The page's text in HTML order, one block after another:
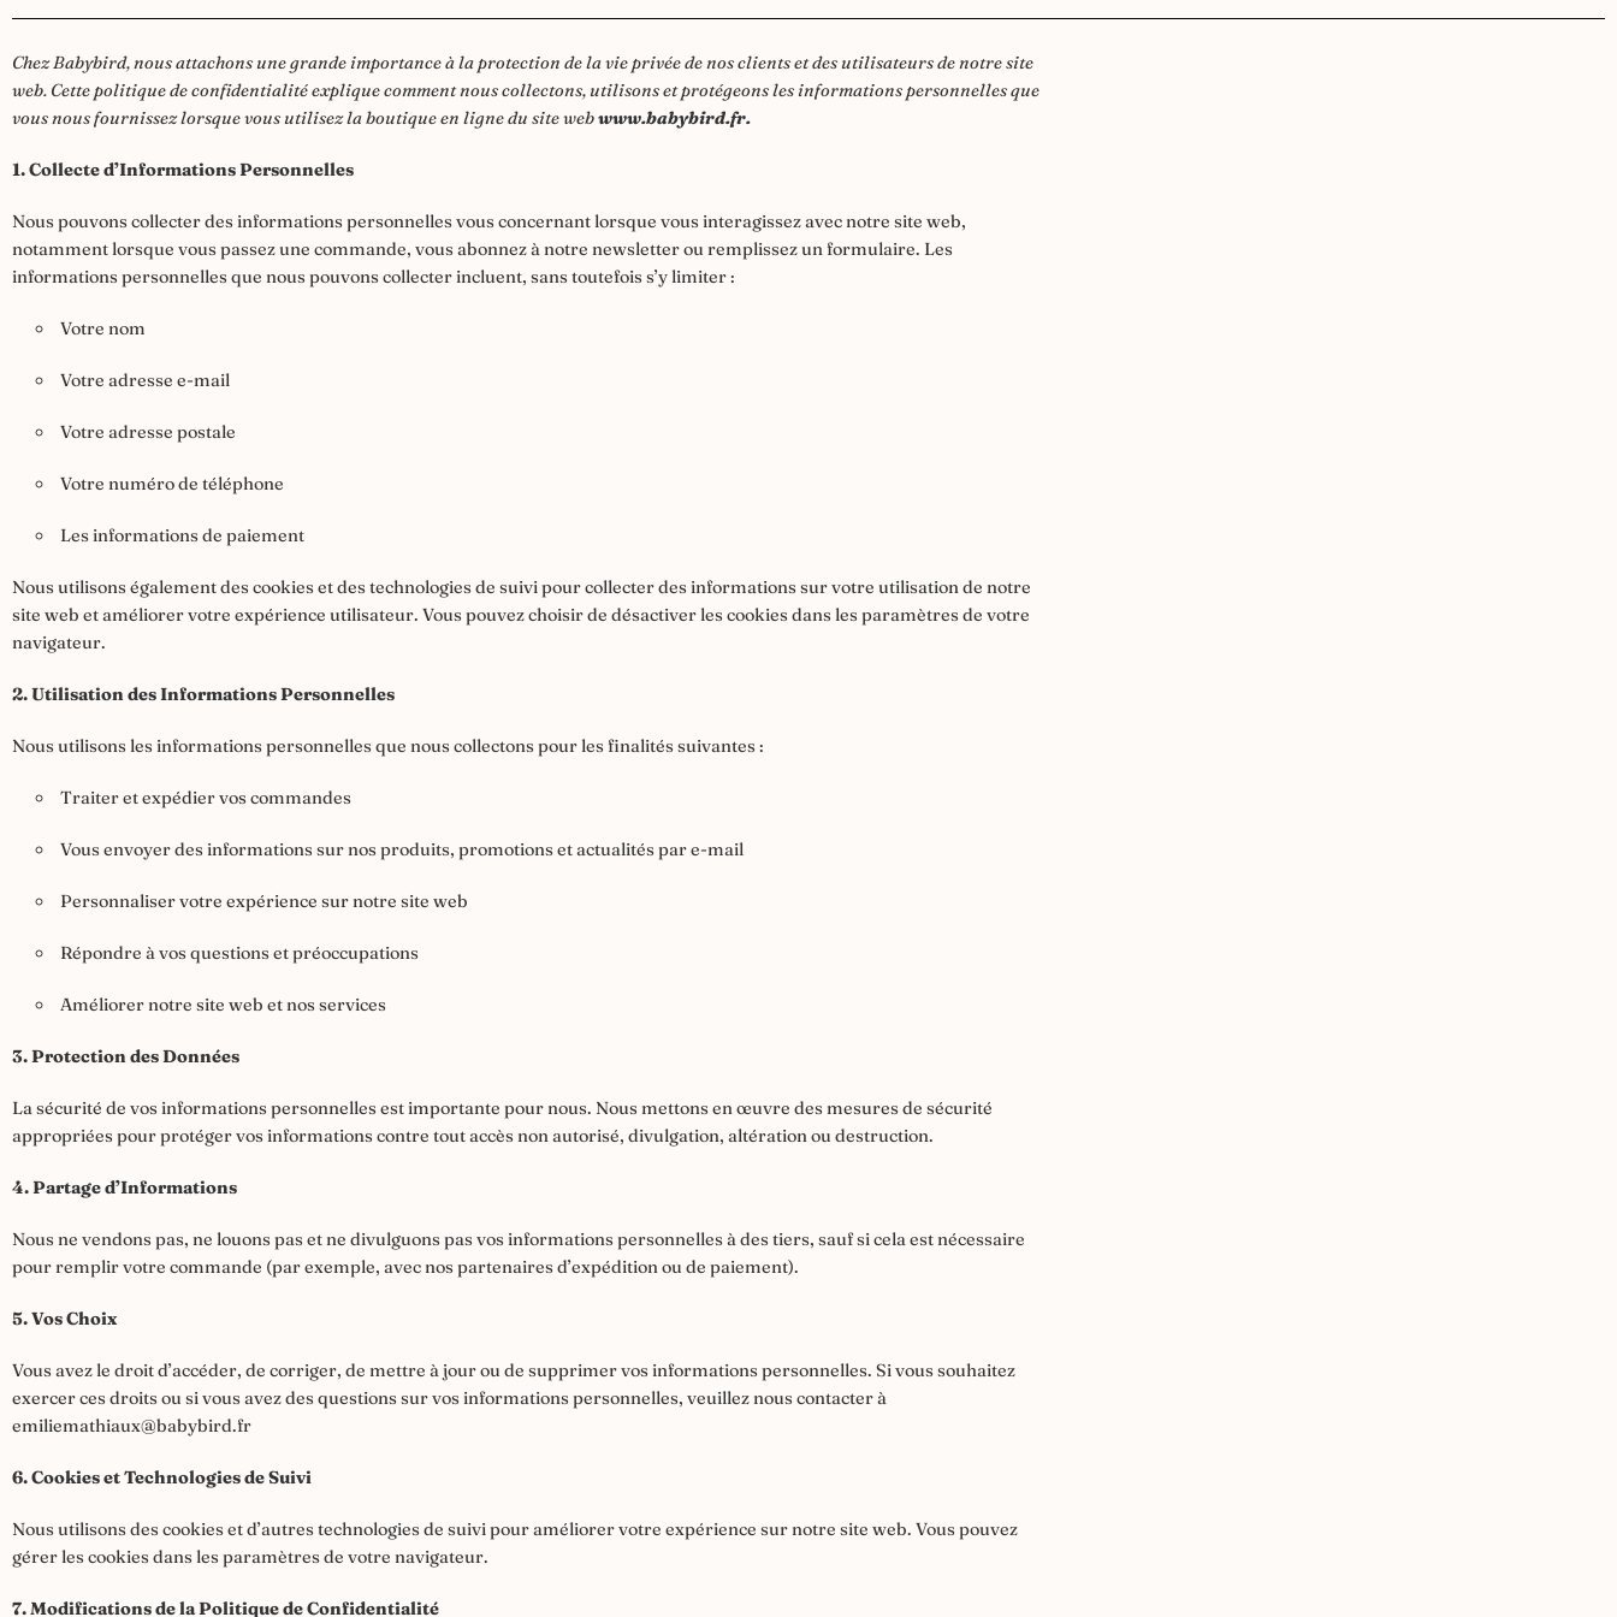
Chez Babybird, nous attachons une grande importance à la protection de la vie privée de nos clients et des utilisateurs de notre site
web. Cette politique de confidentialité explique comment nous collectons, utilisons et protégeons les informations personnelles que
vous nous fournissez lorsque vous utilisez la boutique en ligne du site webwww.babybird.fr.
1. Collecte d’Informations Personnelles
Nous pouvons collecter des informations personnelles vous concernant lorsque vous interagissez avec notre site web,
notamment lorsque vous passez une commande, vous abonnez à notre newsletter ou remplissez un formulaire. Les
informations personnelles que nous pouvons collecter incluent, sans toutefois s’y limiter :
Votre nom
Votre adresse e-mail
Votre adresse postale
Votre numéro de téléphone
Les informations de paiement
Nous utilisons également des cookies et des technologies de suivi pour collecter des informations sur votre utilisation de notre
site web et améliorer votre expérience utilisateur. Vous pouvez choisir de désactiver les cookies dans les paramètres de votre
navigateur.
2. Utilisation des Informations Personnelles
Nous utilisons les informations personnelles que nous collectons pour les finalités suivantes :
Traiter et expédier vos commandes
Vous envoyer des informations sur nos produits, promotions et actualités par e-mail
Personnaliser votre expérience sur notre site web
Répondre à vos questions et préoccupations
Améliorer notre site web et nos services
3. Protection des Données
La sécurité de vos informations personnelles est importante pour nous. Nous mettons en œuvre des mesures de sécurité
appropriées pour protéger vos informations contre tout accès non autorisé, divulgation, altération ou destruction.
4. Partage d’Informations
Nous ne vendons pas, ne louons pas et ne divulguons pas vos informations personnelles à des tiers, sauf si cela est nécessaire
pour remplir votre commande (par exemple, avec nos partenaires d’expédition ou de paiement).
5. Vos Choix
Vous avez le droit d’accéder, de corriger, de mettre à jour ou de supprimer vos informations personnelles. Si vous souhaitez
exercer ces droits ou si vous avez des questions sur vos informations personnelles, veuillez nous contacter à
emiliemathiaux@babybird.fr
6. Cookies et Technologies de Suivi
Nous utilisons des cookies et d’autres technologies de suivi pour améliorer votre expérience sur notre site web. Vous pouvez
gérer les cookies dans les paramètres de votre navigateur.
7. Modifications de la Politique de Confidentialité